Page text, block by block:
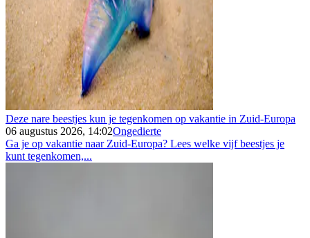
Deze nare beestjes kun je tegenkomen op vakantie in Zuid-Europa
06 augustus 2026, 14:02Ongedierte
Ga je op vakantie naar Zuid-Europa? Lees welke vijf beestjes je
kunt tegenkomen,...